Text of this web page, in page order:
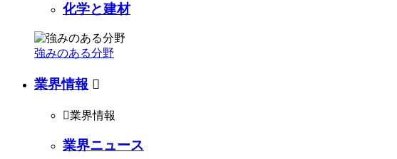
化学と建材
強みのある分野
業界情報 
業界情報
業界ニュース